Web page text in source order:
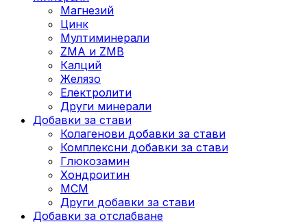
Магнезий
Цинк
Мултиминерали
ZMA и ZMB
Калций
Желязо
Електролити
Други минерали
Добавки за стави
Колагенови добавки за стави
Комплексни добавки за стави
Глюкозамин
Хондроитин
МСМ
Други добавки за стави
Добавки за отслабване